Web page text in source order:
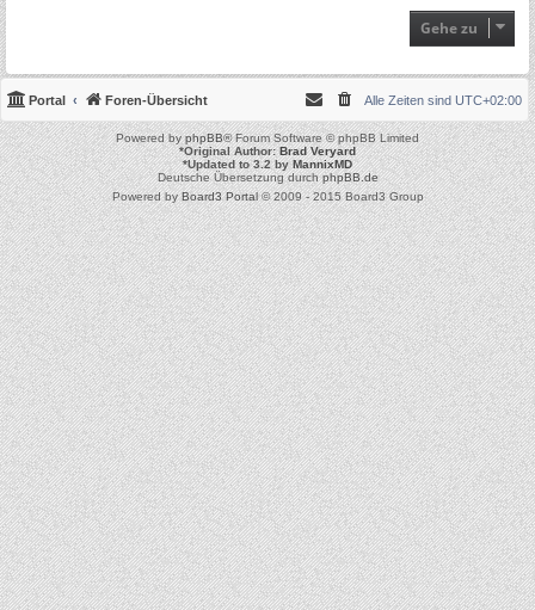
Gehe zu
Portal Foren-Übersicht Alle Zeiten sind UTC+02:00
Powered byphpBB® Forum Software © phpBB Limited
*Original Author:Brad Veryard
*Updated to 3.2 byMannixMD
Deutsche Übersetzung durchphpBB.de
Powered byBoard3 Portal© 2009 - 2015 Board3 Group